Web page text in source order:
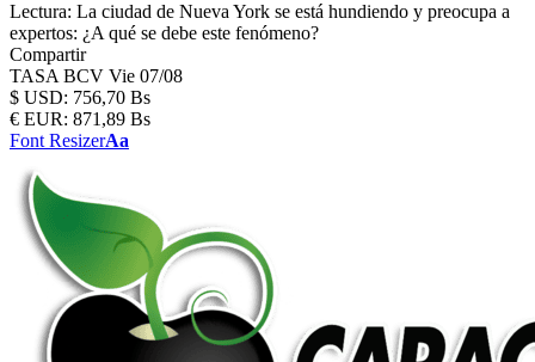
Lectura: La ciudad de Nueva York se está hundiendo y preocupa a
expertos: ¿A qué se debe este fenómeno?
Compartir
TASA BCV Vie 07/08
$ USD: 756,70 Bs
€ EUR: 871,89 Bs
Font ResizerAa